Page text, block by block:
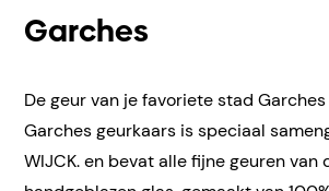
Garches
De geur van je favoriete stad
Garches geurkaars is speciaal
WIJCK. en bevat alle fijne geuren van